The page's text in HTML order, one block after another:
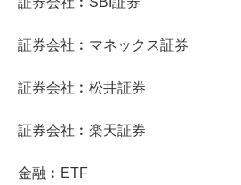
証券会社︰マネックス証券
証券会社︰松井証券
証券会社︰楽天証券
金融︰ETF